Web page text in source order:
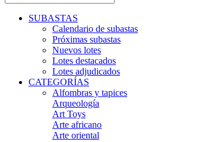
SUBASTAS
Calendario de subastas
Próximas subastas
Nuevos lotes
Lotes destacados
Lotes adjudicados
CATEGORÍAS
Alfombras y tapices
Arqueología
Art Toys
Arte africano
Arte oriental